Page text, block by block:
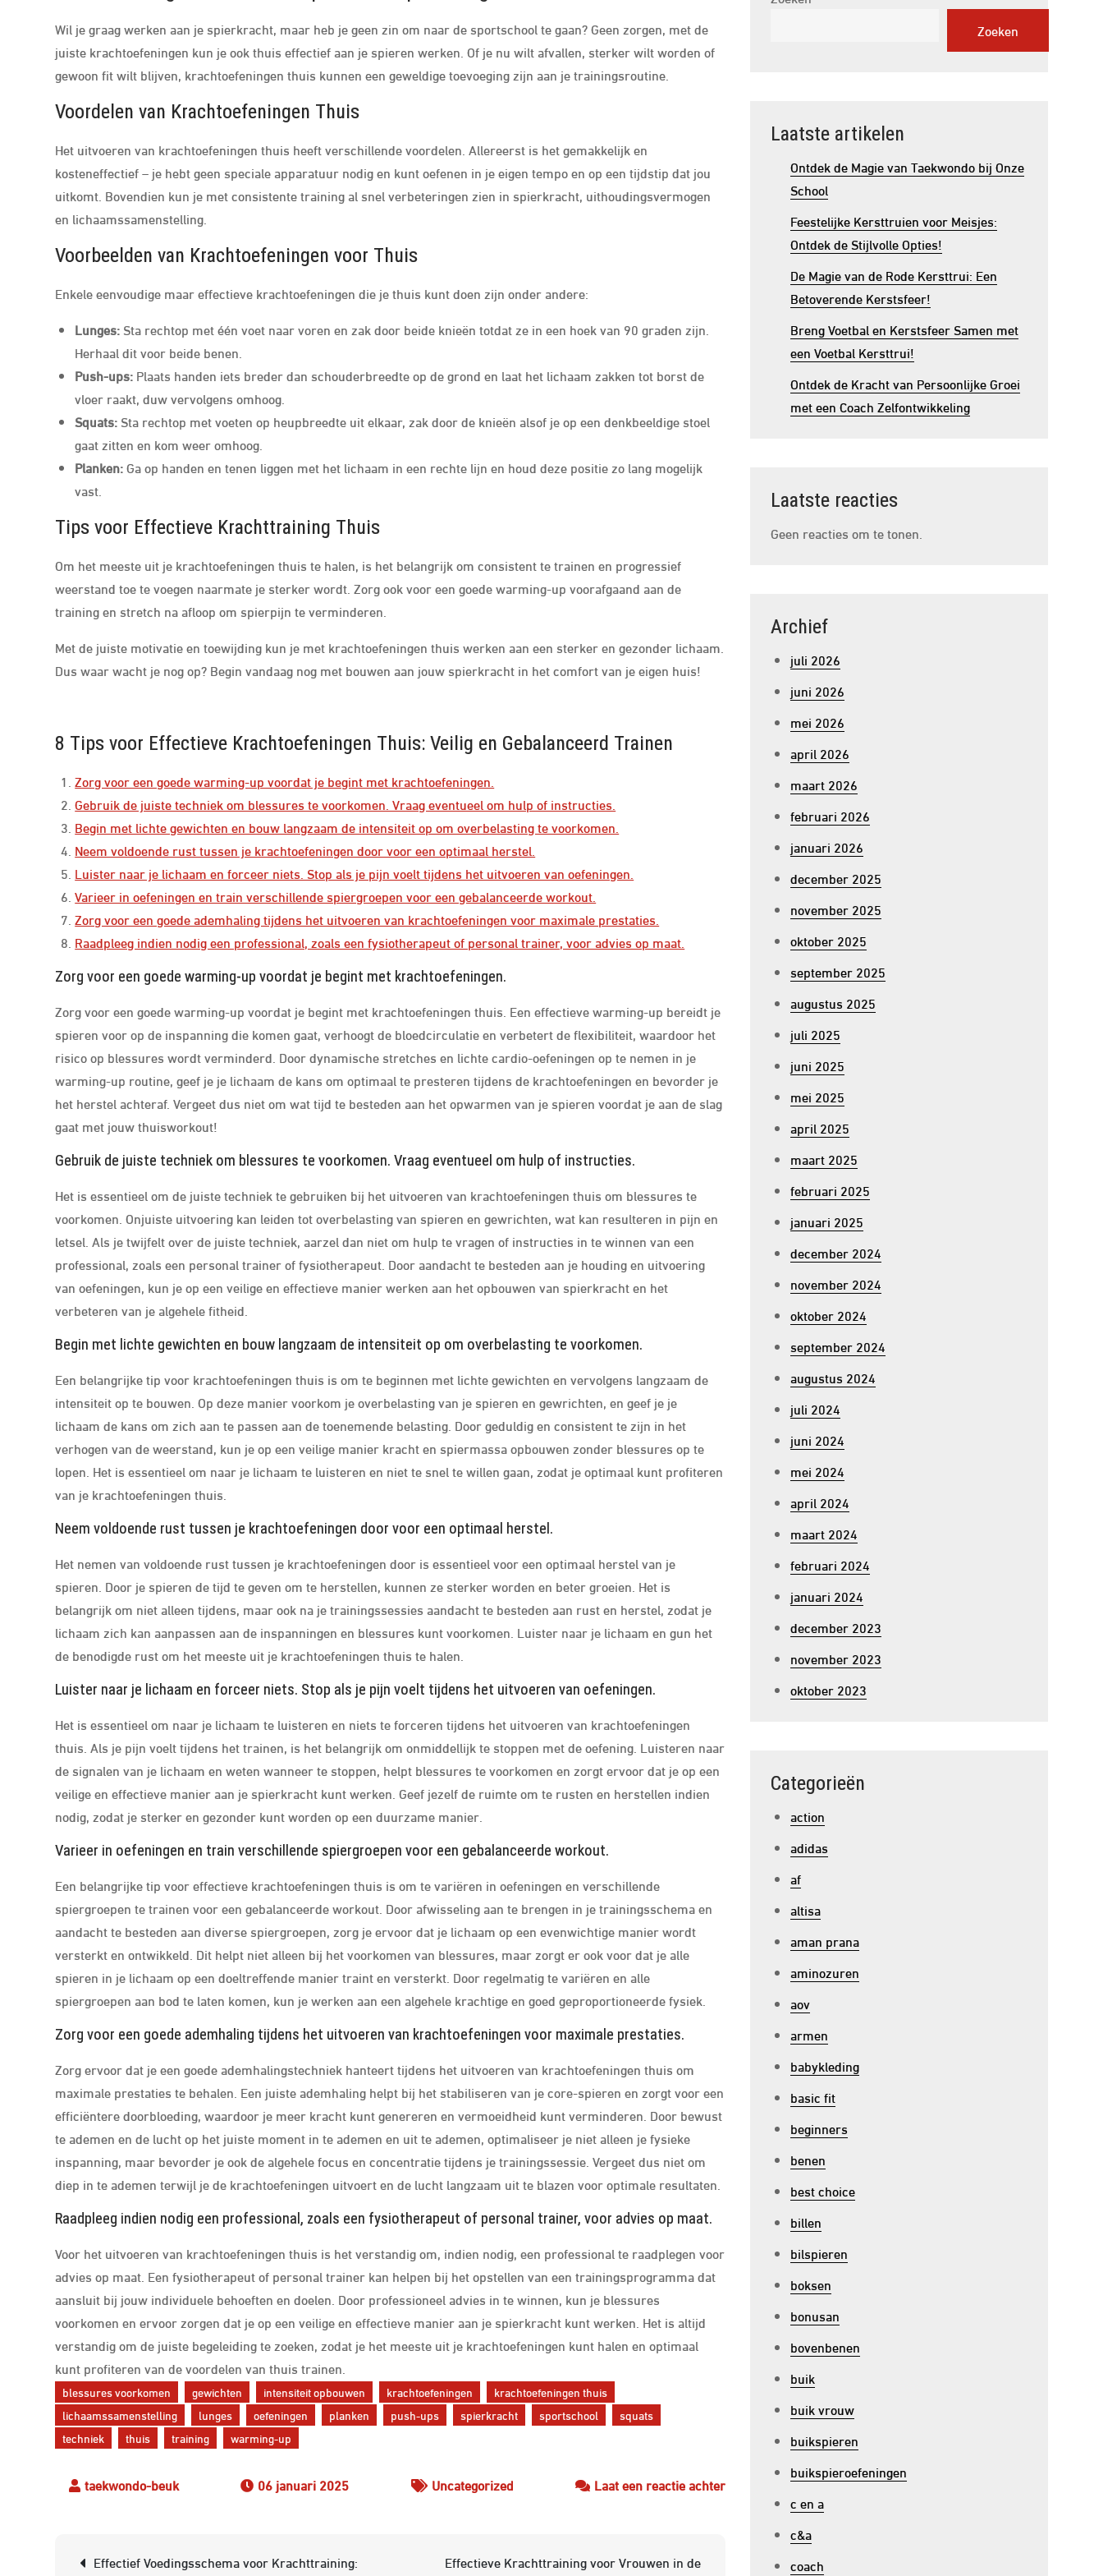
Wil je graag werken aan je spierkracht, maar heb je geen zin om naar de sportschool te gaan? Geen zorgen, met de
juiste krachtoefeningen kun je ook thuis effectief aan je spieren werken. Of je nu wilt afvallen, sterker wilt worden of
gewoon fit wilt blijven, krachtoefeningen thuis kunnen een geweldige toevoeging zijn aan je trainingsroutine.
Voordelen van Krachtoefeningen Thuis
Het uitvoeren van krachtoefeningen thuis heeft verschillende voordelen. Allereerst is het gemakkelijk en
kosteneffectief – je hebt geen speciale apparatuur nodig en kunt oefenen in je eigen tempo en op een tijdstip dat jou
uitkomt. Bovendien kun je met consistente training al snel verbeteringen zien in spierkracht, uithoudingsvermogen
en lichaamssamenstelling.
Voorbeelden van Krachtoefeningen voor Thuis
Enkele eenvoudige maar effectieve krachtoefeningen die je thuis kunt doen zijn onder andere:
Lunges: Sta rechtop met één voet naar voren en zak door beide knieën totdat ze in een hoek van 90 graden zijn.
Herhaal dit voor beide benen.
Push-ups: Plaats handen iets breder dan schouderbreedte op de grond en laat het lichaam zakken tot borst de
vloer raakt, duw vervolgens omhoog.
Squats: Sta rechtop met voeten op heupbreedte uit elkaar, zak door de knieën alsof je op een denkbeeldige stoel
gaat zitten en kom weer omhoog.
Planken:Ga op handen en tenen liggen met het lichaam in een rechte lijn en houd deze positie zo lang mogelijk
vast.
Tips voor Effectieve Krachttraining Thuis
Om het meeste uit je krachtoefeningen thuis te halen, is het belangrijk om consistent te trainen en progressief
weerstand toe te voegen naarmate je sterker wordt. Zorg ook voor een goede warming-up voorafgaand aan de
training en stretch na afloop om spierpijn te verminderen.
Met de juiste motivatie en toewijding kun je met krachtoefeningen thuis werken aan een sterker en gezonder lichaam.
Dus waar wacht je nog op? Begin vandaag nog met bouwen aan jouw spierkracht in het comfort van je eigen huis!
8 Tips voor Effectieve Krachtoefeningen Thuis: Veilig en Gebalanceerd Trainen
Zorg voor een goede warming-up voordat je begint met krachtoefeningen.
Gebruik de juiste techniek om blessures te voorkomen. Vraag eventueel om hulp of instructies.
Begin met lichte gewichten en bouw langzaam de intensiteit op om overbelasting te voorkomen.
Neem voldoende rust tussen je krachtoefeningen door voor een optimaal herstel.
Luister naar je lichaam en forceer niets. Stop als je pijn voelt tijdens het uitvoeren van oefeningen.
Varieer in oefeningen en train verschillende spiergroepen voor een gebalanceerde workout.
Zorg voor een goede ademhaling tijdens het uitvoeren van krachtoefeningen voor maximale prestaties.
Raadpleeg indien nodig een professional, zoals een fysiotherapeut of personal trainer, voor advies op maat.
Zorg voor een goede warming-up voordat je begint met krachtoefeningen.
Zorg voor een goede warming-up voordat je begint met krachtoefeningen thuis. Een effectieve warming-up bereidt je
spieren voor op de inspanning die komen gaat, verhoogt de bloedcirculatie en verbetert de flexibiliteit, waardoor het
risico op blessures wordt verminderd. Door dynamische stretches en lichte cardio-oefeningen op te nemen in je
warming-up routine, geef je je lichaam de kans om optimaal te presteren tijdens de krachtoefeningen en bevorder je
het herstel achteraf. Vergeet dus niet om wat tijd te besteden aan het opwarmen van je spieren voordat je aan de slag
gaat met jouw thuisworkout!
Gebruik de juiste techniek om blessures te voorkomen. Vraag eventueel om hulp of instructies.
Het is essentieel om de juiste techniek te gebruiken bij het uitvoeren van krachtoefeningen thuis om blessures te
voorkomen. Onjuiste uitvoering kan leiden tot overbelasting van spieren en gewrichten, wat kan resulteren in pijn en
letsel. Als je twijfelt over de juiste techniek, aarzel dan niet om hulp te vragen of instructies in te winnen van een
professional, zoals een personal trainer of fysiotherapeut. Door aandacht te besteden aan je houding en uitvoering
van oefeningen, kun je op een veilige en effectieve manier werken aan het opbouwen van spierkracht en het
verbeteren van je algehele fitheid.
Begin met lichte gewichten en bouw langzaam de intensiteit op om overbelasting te voorkomen.
Een belangrijke tip voor krachtoefeningen thuis is om te beginnen met lichte gewichten en vervolgens langzaam de
intensiteit op te bouwen. Op deze manier voorkom je overbelasting van je spieren en gewrichten, en geef je je
lichaam de kans om zich aan te passen aan de toenemende belasting. Door geduldig en consistent te zijn in het
verhogen van de weerstand, kun je op een veilige manier kracht en spiermassa opbouwen zonder blessures op te
lopen. Het is essentieel om naar je lichaam te luisteren en niet te snel te willen gaan, zodat je optimaal kunt profiteren
van je krachtoefeningen thuis.
Neem voldoende rust tussen je krachtoefeningen door voor een optimaal herstel.
Het nemen van voldoende rust tussen je krachtoefeningen door is essentieel voor een optimaal herstel van je
spieren. Door je spieren de tijd te geven om te herstellen, kunnen ze sterker worden en beter groeien. Het is
belangrijk om niet alleen tijdens, maar ook na je trainingssessies aandacht te besteden aan rust en herstel, zodat je
lichaam zich kan aanpassen aan de inspanningen en blessures kunt voorkomen. Luister naar je lichaam en gun het
de benodigde rust om het meeste uit je krachtoefeningen thuis te halen.
Luister naar je lichaam en forceer niets. Stop als je pijn voelt tijdens het uitvoeren van oefeningen.
Het is essentieel om naar je lichaam te luisteren en niets te forceren tijdens het uitvoeren van krachtoefeningen
thuis. Als je pijn voelt tijdens het trainen, is het belangrijk om onmiddellijk te stoppen met de oefening. Luisteren naar
de signalen van je lichaam en weten wanneer te stoppen, helpt blessures te voorkomen en zorgt ervoor dat je op een
veilige en effectieve manier aan je spierkracht kunt werken. Geef jezelf de ruimte om te rusten en herstellen indien
nodig, zodat je sterker en gezonder kunt worden op een duurzame manier.
Varieer in oefeningen en train verschillende spiergroepen voor een gebalanceerde workout.
Een belangrijke tip voor effectieve krachtoefeningen thuis is om te variëren in oefeningen en verschillende
spiergroepen te trainen voor een gebalanceerde workout. Door afwisseling aan te brengen in je trainingsschema en
aandacht te besteden aan diverse spiergroepen, zorg je ervoor dat je lichaam op een evenwichtige manier wordt
versterkt en ontwikkeld. Dit helpt niet alleen bij het voorkomen van blessures, maar zorgt er ook voor dat je alle
spieren in je lichaam op een doeltreffende manier traint en versterkt. Door regelmatig te variëren en alle
spiergroepen aan bod te laten komen, kun je werken aan een algehele krachtige en goed geproportioneerde fysiek.
Zorg voor een goede ademhaling tijdens het uitvoeren van krachtoefeningen voor maximale prestaties.
Zorg ervoor dat je een goede ademhalingstechniek hanteert tijdens het uitvoeren van krachtoefeningen thuis om
maximale prestaties te behalen. Een juiste ademhaling helpt bij het stabiliseren van je core-spieren en zorgt voor een
efficiëntere doorbloeding, waardoor je meer kracht kunt genereren en vermoeidheid kunt verminderen. Door bewust
te ademen en de lucht op het juiste moment in te ademen en uit te ademen, optimaliseer je niet alleen je fysieke
inspanning, maar bevorder je ook de algehele focus en concentratie tijdens je trainingssessie. Vergeet dus niet om
diep in te ademen terwijl je de krachtoefeningen uitvoert en de lucht langzaam uit te blazen voor optimale resultaten.
Raadpleeg indien nodig een professional, zoals een fysiotherapeut of personal trainer, voor advies op maat.
Voor het uitvoeren van krachtoefeningen thuis is het verstandig om, indien nodig, een professional te raadplegen voor
advies op maat. Een fysiotherapeut of personal trainer kan helpen bij het opstellen van een trainingsprogramma dat
aansluit bij jouw individuele behoeften en doelen. Door professioneel advies in te winnen, kun je blessures
voorkomen en ervoor zorgen dat je op een veilige en effectieve manier aan je spierkracht kunt werken. Het is altijd
verstandig om de juiste begeleiding te zoeken, zodat je het meeste uit je krachtoefeningen kunt halen en optimaal
kunt profiteren van de voordelen van thuis trainen.
blessures voorkomen gewichten intensiteit opbouwen krachtoefeningen
krachtoefeningen thuis
lichaamssamenstelling
lunges oefeningen planken push-ups spierkracht sportschool
squats
techniek
thuis training warming-up
06 januari 2025 Uncategorized Laat een reactie achterop
Effectieve
Krachtoefeningen
Berichtnavigatie
Effectief Voedingsschema voor Krachttraining:
Effectieve Krachttraining voor Vrouwen in de
Zoeken
Laatste artikelen
Ontdek de Magie van Taekwondo bij Onze
School
Feestelijke Kersttruien voor Meisjes:
Ontdek de Stijlvolle Opties!
De Magie van de Rode Kersttrui: Een
Betoverende Kerstsfeer!
Breng Voetbal en Kerstsfeer Samen met
een Voetbal Kersttrui!
Ontdek de Kracht van Persoonlijke Groei
met een Coach Zelfontwikkeling
Laatste reacties
Geen reacties om te tonen.
Archief
juli 2026
juni 2026
mei 2026
april 2026
maart 2026
februari 2026
januari 2026
december 2025
november 2025
oktober 2025
september 2025
augustus 2025
juli 2025
juni 2025
mei 2025
april 2025
maart 2025
februari 2025
januari 2025
december 2024
november 2024
oktober 2024
september 2024
augustus 2024
juli 2024
juni 2024
mei 2024
april 2024
maart 2024
februari 2024
januari 2024
december 2023
november 2023
oktober 2023
Categorieën
action
adidas
af
altisa
aman prana
aminozuren
aov
armen
babykleding
basic fit
beginners
benen
best choice
billen
bilspieren
boksen
bonusan
bovenbenen
buik
buik vrouw
buikspieren
buikspieroefeningen
c en a
c&a
coach